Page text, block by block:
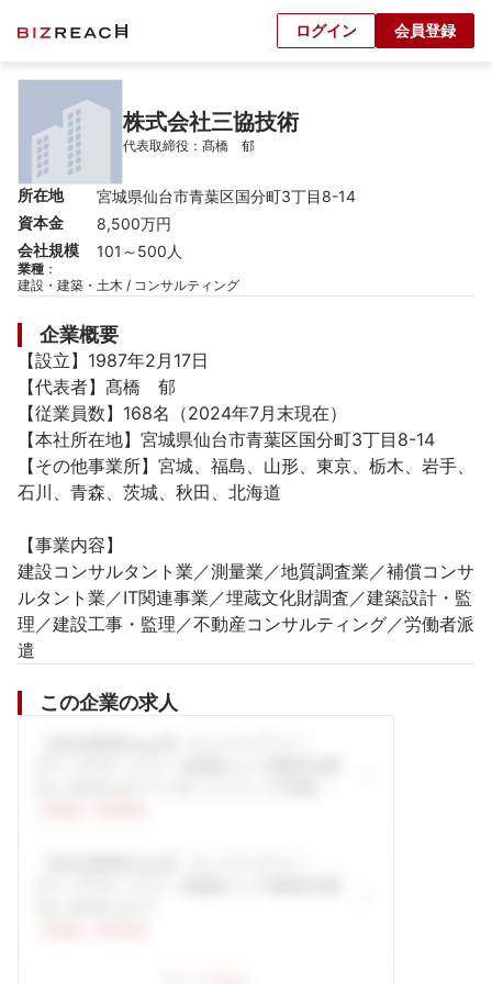
ログイン 会員登録
株式会社三協技術
代表取締役：髙橋　郁
所在地
宮城県仙台市青葉区国分町3丁目8-14
資本金
8,500万円
会社規模
101～500人
業種 ：
建設・建築・土木 / コンサルティング
企業概要
【設立】1987年2月17日
【代表者】髙橋　郁
【従業員数】168名（2024年7月末現在）
【本社所在地】宮城県仙台市青葉区国分町3丁目8-14
【その他事業所】宮城、福島、山形、東京、栃木、岩手、
石川、青森、茨城、秋田、北海道
【事業内容】
建設コンサルタント業／測量業／地質調査業／補償コンサ
ルタント業／IT関連事業／埋蔵文化財調査／建築設計・監
理／建設工事・監理／不動産コンサルティング／労働者派
遣
この企業の求人